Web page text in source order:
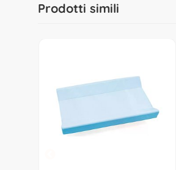
Prodotti simili